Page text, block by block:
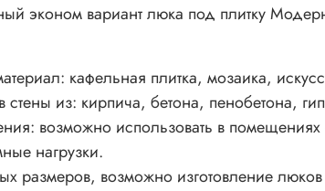
эконом вариант люка под плитку
кафельная плитка, мозаика,
стены из: кирпича, бетона, пенобетона,
возможно использовать в
нагрузки.
размеров, возможно изготовление